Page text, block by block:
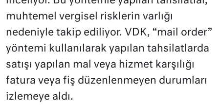
muhtemel vergisel risklerin varlığı
nedeniyle takip ediliyor. VDK, “mail order”
yöntemi kullanılarak yapılan tahsilatlarda
satışı yapılan mal veya hizmet karşılığı
fatura veya fiş düzenlenmeyen durumları
izlemeye aldı.